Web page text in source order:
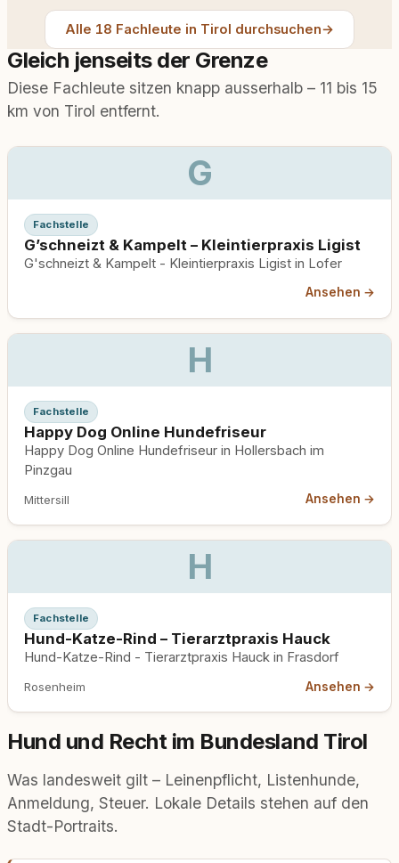
Alle 18 Fachleute in Tirol durchsuchen→
Gleich jenseits der Grenze
Diese Fachleute sitzen knapp ausserhalb – 11 bis 15
km von Tirol entfernt.
G
Fachstelle
G’schneizt & Kampelt – Kleintierpraxis Ligist
G'schneizt & Kampelt - Kleintierpraxis Ligist in Lofer
Ansehen →
H
Fachstelle
Happy Dog Online Hundefriseur
Happy Dog Online Hundefriseur in Hollersbach im
Pinzgau
Mittersill Ansehen →
H
Fachstelle
Hund-Katze-Rind – Tierarztpraxis Hauck
Hund-Katze-Rind - Tierarztpraxis Hauck in Frasdorf
Rosenheim Ansehen →
Hund und Recht im Bundesland Tirol
Was landesweit gilt – Leinenpflicht, Listenhunde,
Anmeldung, Steuer. Lokale Details stehen auf den
Stadt-Portraits.